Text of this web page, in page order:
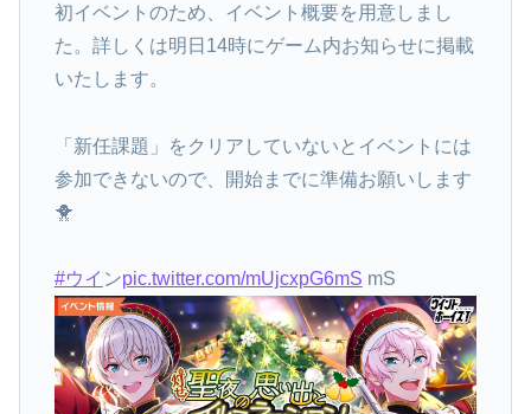
初イベントのため、イベント概要を用意しまし
た。詳しくは明日14時にゲーム内お知らせに掲載
いたします。
「新任課題」をクリアしていないとイベントには
参加できないので、開始までに準備お願いします
🐥
#ウイ ンpic.twitter.com/mUjcxpG6mS mS